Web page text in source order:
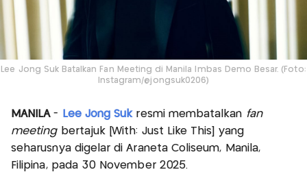
Lee Jong Suk Batalkan Fan Meeting di Manila Imbas Demo Besar. (Foto:
Instagram/@jongsuk0206)
MANILA- Lee Jong Sukresmi membatalkan fan
meetingbertajuk [With: Just Like This] yang
seharusnya digelar di Araneta Coliseum, Manila,
Filipina, pada 30 November 2025.